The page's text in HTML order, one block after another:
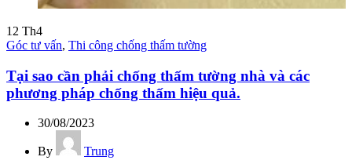
12 Th4
Góc tư vấn, Thi công chống thấm tường
Tại sao cần phải chống thấm tường nhà và các
phương pháp chống thấm hiệu quả.
30/08/2023
By
Trung